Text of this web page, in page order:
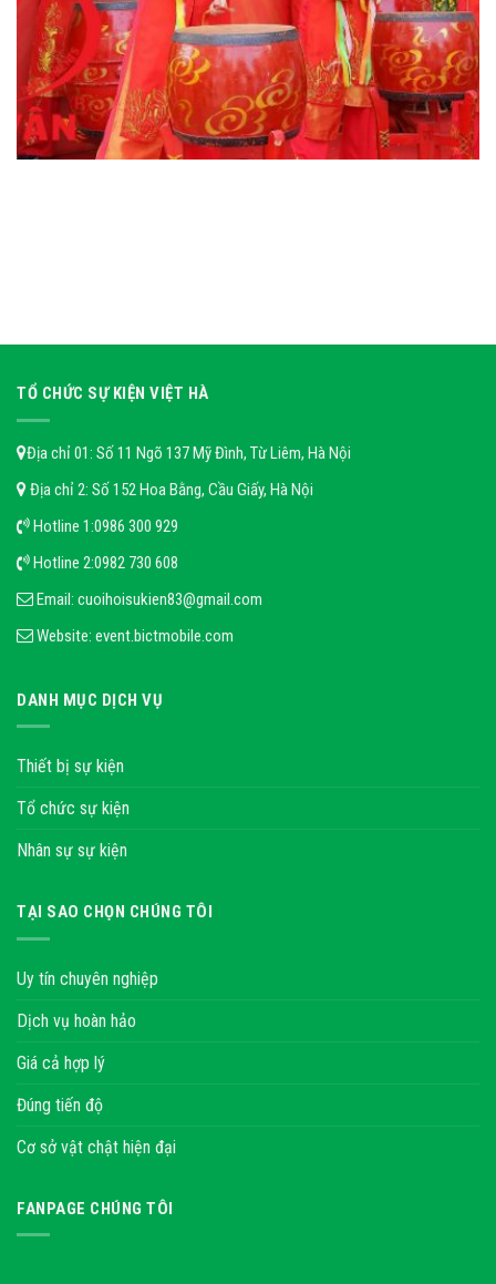
TỔ CHỨC SỰ KIỆN VIỆT HÀ
Địa chỉ 01: Số 11 Ngõ 137 Mỹ Đình, Từ Liêm, Hà Nội
Địa chỉ 2: Số 152 Hoa Bằng, Cầu Giấy, Hà Nội
Hotline 1:0986 300 929
Hotline 2:0982 730 608
Email: cuoihoisukien83@gmail.com
Website: event.bictmobile.com
DANH MỤC DỊCH VỤ
Thiết bị sự kiện
Tổ chức sự kiện
Nhân sự sự kiện
TẠI SAO CHỌN CHÚNG TÔI
Uy tín chuyên nghiệp
Dịch vụ hoàn hảo
Giá cả hợp lý
Đúng tiến độ
Cơ sở vật chật hiện đại
FANPAGE CHÚNG TÔI